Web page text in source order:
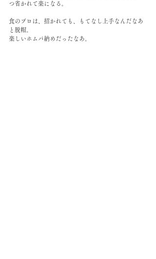
つ省かれて楽になる。
食のプロは、招かれても、もてなし上手なんだなあ
と脱帽。
楽しいホムパ納めだったなあ。